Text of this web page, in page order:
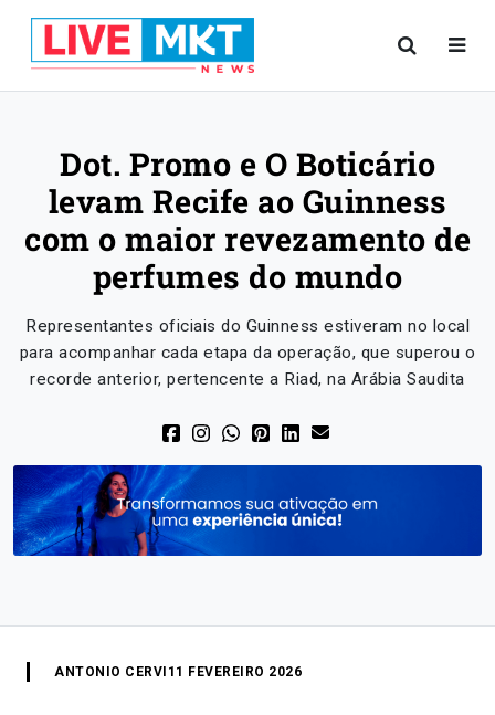
Dot. Promo e O Boticário
levam Recife ao Guinness
com o maior revezamento de
perfumes do mundo
Representantes oficiais do Guinness estiveram no local
para acompanhar cada etapa da operação, que superou o
recorde anterior, pertencente a Riad, na Arábia Saudita
ANTONIO CERVI 11 FEVEREIRO 2026